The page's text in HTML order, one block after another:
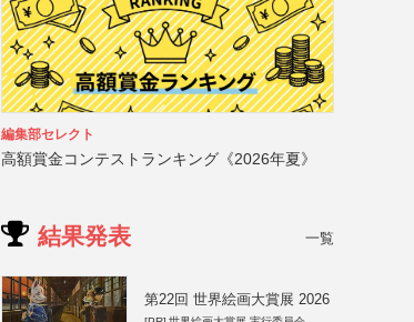
編集部セレクト
高額賞金コンテストランキング《2026年夏》
結果発表 一覧
第22回 世界絵画大賞展 2026